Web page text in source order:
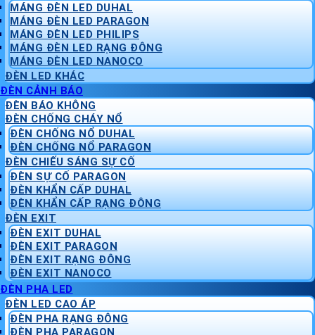
MÁNG ĐÈN LED DUHAL
MÁNG ĐÈN LED PARAGON
MÁNG ĐÈN LED PHILIPS
MÁNG ĐÈN LED RẠNG ĐÔNG
MÁNG ĐÈN LED NANOCO
ĐÈN LED KHÁC
ĐÈN CẢNH BÁO
ĐÈN BÁO KHÔNG
ĐÈN CHỐNG CHÁY NỔ
ĐÈN CHỐNG NỔ DUHAL
ĐÈN CHỐNG NỔ PARAGON
ĐÈN CHIẾU SÁNG SỰ CỐ
ĐÈN SỰ CỐ PARAGON
ĐÈN KHẨN CẤP DUHAL
ĐÈN KHẨN CẤP RẠNG ĐÔNG
ĐÈN EXIT
ĐÈN EXIT DUHAL
ĐÈN EXIT PARAGON
ĐÈN EXIT RẠNG ĐÔNG
ĐÈN EXIT NANOCO
ĐÈN PHA LED
ĐÈN LED CAO ÁP
ĐÈN PHA RẠNG ĐÔNG
ĐÈN PHA PARAGON